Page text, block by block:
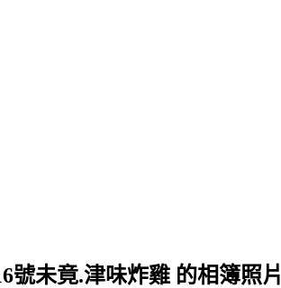
號未竟.津味炸雞 的相簿照片